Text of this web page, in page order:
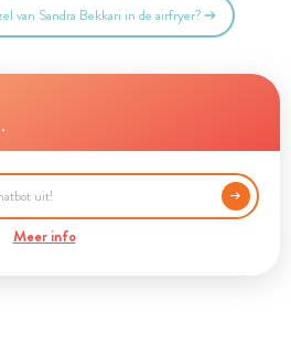
van Sandra Bekkari in de airfryer?
Meer info